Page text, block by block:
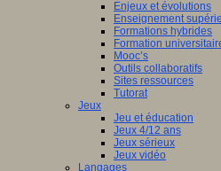
Enjeux et évolutions
Enseignement
Formations hybrides
Formation
Mooc’s
Outils collaboratifs
Sites ressources
Tutorat
Jeux
Jeu et éducation
Jeux 4/12 ans
Jeux sérieux
Jeux vidéo
Langages